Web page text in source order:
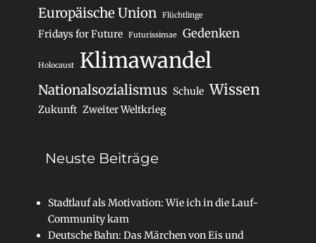
Europäische Union Flüchtlinge
Fridays for Future Futurissimae Gedenken
Holocaust Klimawandel
Nationalsozialismus Schule Wissen
Zukunft Zweiter Weltkrieg
Neuste Beiträge
Stadtlauf als Motivation: Wie ich in die Lauf-
Community kam
Deutsche Bahn: Das Märchen von Eis und